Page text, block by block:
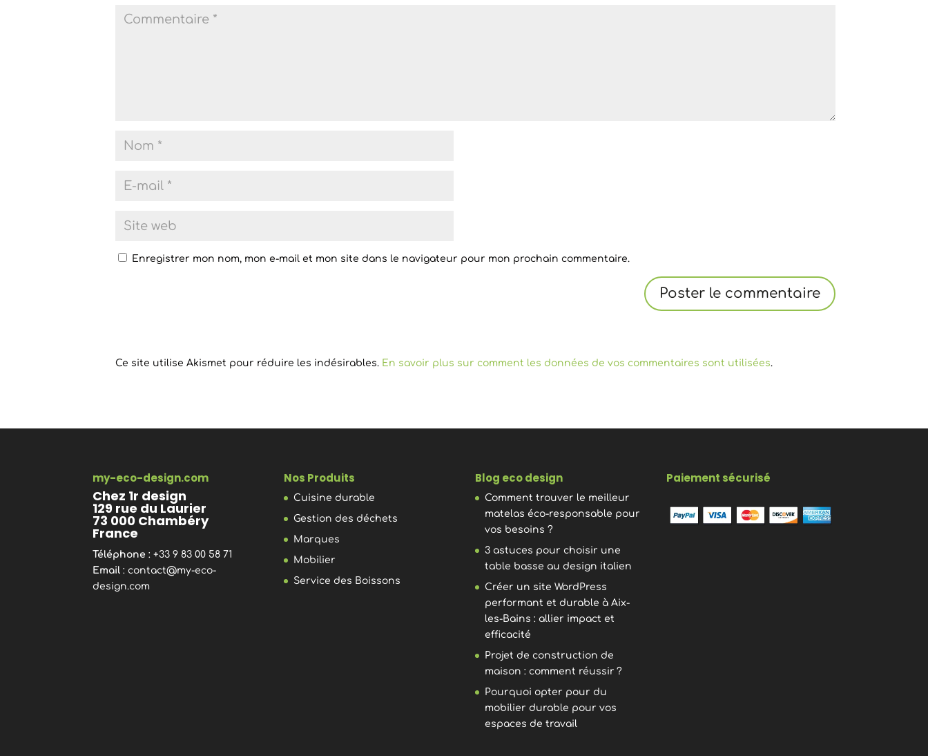
Enregistrer mon nom, mon e-mail et mon site dans le navigateur pour mon prochain commentaire.
Ce site utilise Akismet pour réduire les indésirables. En savoir plus sur comment les données de vos commentaires sont utilisées.
my-eco-design.com
Chez 1r design
129 rue du Laurier
73 000 Chambéry
France
Téléphone : +33 9 83 00 58 71
Email : contact@my-eco-
design.com
Nos Produits
Cuisine durable
Gestion des déchets
Marques
Mobilier
Service des Boissons
Blog eco design
Comment trouver le meilleur
matelas éco-responsable pour
vos besoins ?
3 astuces pour choisir une
table basse au design italien
Créer un site WordPress
performant et durable à Aix-
les-Bains : allier impact et
efficacité
Projet de construction de
maison : comment réussir ?
Pourquoi opter pour du
mobilier durable pour vos
espaces de travail
Paiement sécurisé